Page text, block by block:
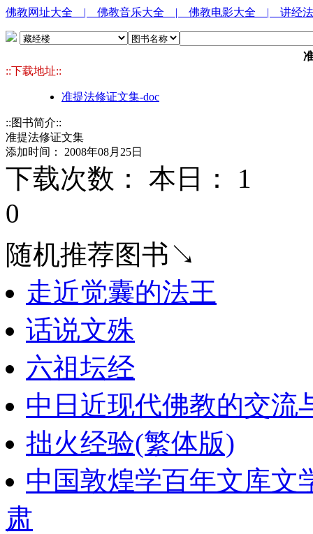
佛教网址大全 | 佛教音乐大全 | 佛教电影大全 | 讲经
::下载地址::
准提法修证文集-doc
::图书简介::
准提法修证文集
添加时间： 2008年08月25日
下载次数： 本日： 1
0
随机推荐图书↘
走近觉囊的法王
话说文殊
六祖坛经
中日近现代佛教的交流
拙火经验(繁体版)
中国敦煌学百年文库文
肃